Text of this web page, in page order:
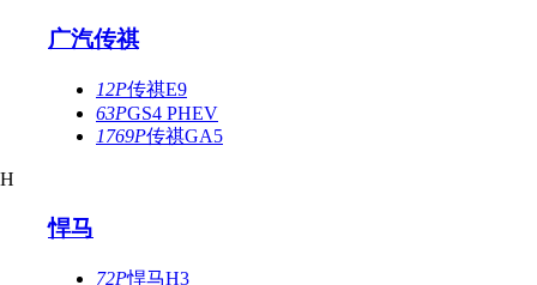
广汽传祺
12P传祺E9
63PGS4 PHEV
1769P传祺GA5
H
悍马
72P悍马H3